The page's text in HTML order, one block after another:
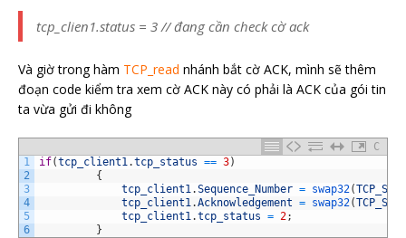
tcp_clien1.status = 3 // đang cần check cờ ack
Và giờ trong hàm TCP_read nhánh bắt cờ ACK, mình sẽ thêm
đoạn code kiểm tra xem cờ ACK này có phải là ACK của gói tin
ta vừa gửi đi không
C
1
2
3
4
5
6
if(tcp_client1.tcp_status == 3)
{
tcp_client1.Sequence_Number = swap32(
tcp_client1.Acknowledgement = swap32(
tcp_client1.tcp_status = 2;
}